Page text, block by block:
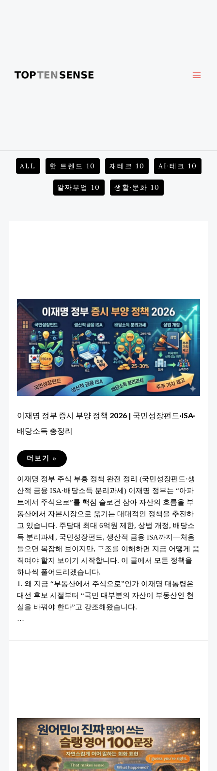
Filter
posts
ALL 핫 트렌드 10 재테크 10 AI·테크 10
알짜부업 10 생활·문화 10
이재명 정부 증시 부양 정책 2026 | 국민성장펀드·ISA·
배당소득 총정리
이
정
부
증
시
부
양
정
책
2026
|
국
민
성
펀
드
·ISA·
배
당
소
더보기 »
이재명 정부 주식 부흥 정책 완전 정리 (국민성장펀드·생
산적 금융 ISA·배당소득 분리과세) 이재명 정부는 “아파
트에서 주식으로”를 핵심 슬로건 삼아 자산의 흐름을 부
동산에서 자본시장으로 옮기는 대대적인 정책을 추진하
고 있습니다. 주담대 최대 6억원 제한, 상법 개정, 배당소
득 분리과세, 국민성장펀드, 생산적 금융 ISA까지—처음
들으면 복잡해 보이지만, 구조를 이해하면 지금 어떻게 움
직여야 할지 보이기 시작합니다. 이 글에서 모든 정책을
하나씩 풀어드리겠습니다.
1. 왜 지금 “부동산에서 주식으로”인가 이재명 대통령은
대선 후보 시절부터 “국민 대부분의 자산이 부동산인 현
실을 바꿔야 한다”고 강조해왔습니다.
…